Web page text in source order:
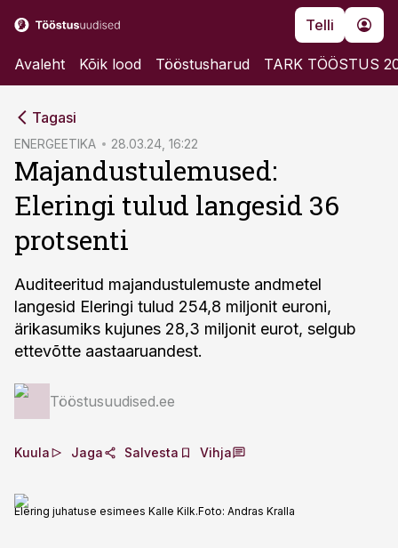
Telli
Avaleht Kõik lood Tööstusharud TARK TÖÖSTUS
Tagasi
ENERGEETIKA 28.03.24, 16:22
Majandustulemused:
Eleringi tulud langesid 36
protsenti
Auditeeritud majandustulemuste andmetel
langesid Eleringi tulud 254,8 miljonit euroni,
ärikasumiks kujunes 28,3 miljonit eurot, selgub
ettevõtte aastaaruandest.
Tööstusuudised.ee
Kuula Jaga Salvesta Vihja
Elering juhatuse esimees Kalle Kilk.Foto: Andras Kralla